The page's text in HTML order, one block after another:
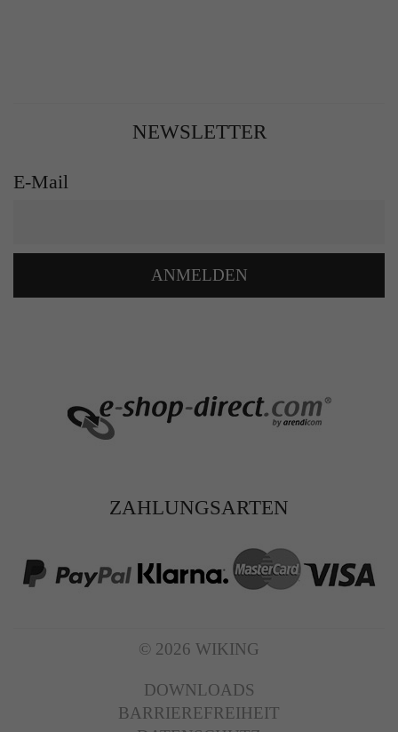
NEWSLETTER
E-Mail
ANMELDEN
ZAHLUNGSARTEN
© 2026 WIKING
DOWNLOADS
BARRIEREFREIHEIT